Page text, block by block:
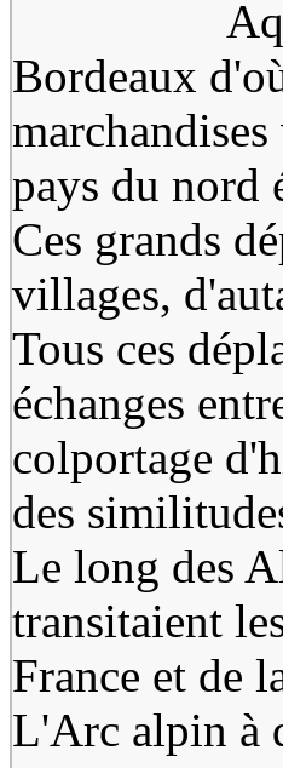
Bordeaux
pays du nord
Ces grands
villages,
Tous ces
échanges
colportage
des
Le long des
transitaient
France et de
L'Arc alpin à